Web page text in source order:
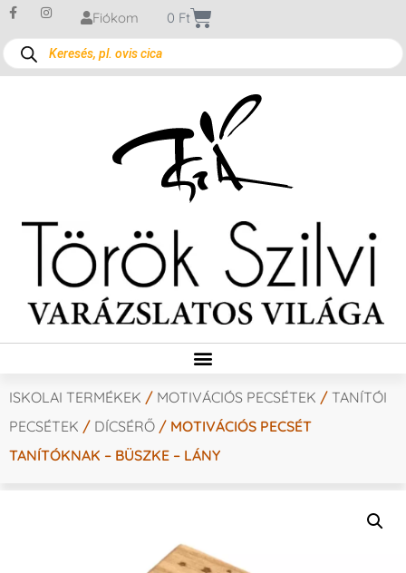
Fiókom 0 Ft
ISKOLAI TERMÉKEK / MOTIVÁCIÓS PECSÉTEK / TANÍTÓI
PECSÉTEK / DÍCSÉRŐ / MOTIVÁCIÓS PECSÉT
TANÍTÓKNAK – BÜSZKE – LÁNY